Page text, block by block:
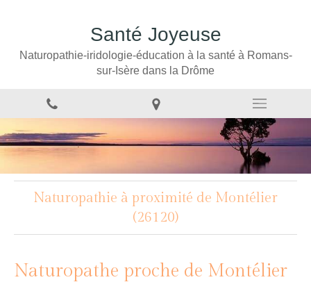
Santé Joyeuse
Naturopathie-iridologie-éducation à la santé à Romans-
sur-Isère dans la Drôme
Naturopathie à proximité de Montélier
(26120)
Naturopathe proche de Montélier